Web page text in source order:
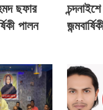
ছফার
পালন